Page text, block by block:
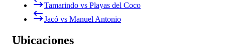
Tamarindo vs Playas del Coco
Jacó vs Manuel Antonio
Ubicaciones